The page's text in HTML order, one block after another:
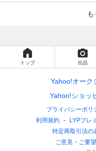
も
トップ 出品
Yahoo!オーク
Yahoo!ショッ
プライバシーポリ
利用規約
LYPプレ
特定商取引法の
ご意見・ご要望